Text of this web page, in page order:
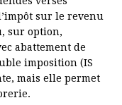
sur le revenu
sur option,
abattement de
imposition (IS
mais elle permet